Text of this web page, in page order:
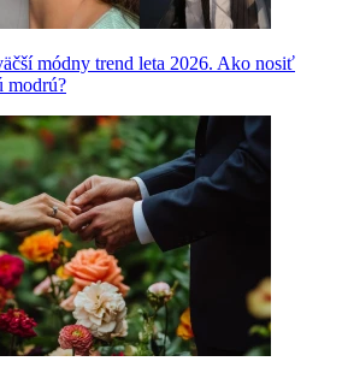
módny trend leta 2026. Ako nosiť
modrú?